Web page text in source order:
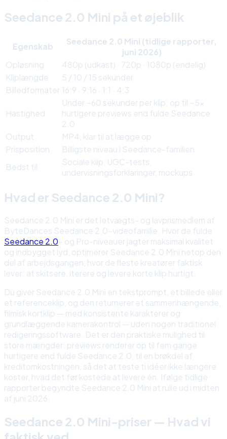
Seedance 2.0 Mini på et øjeblik
Egenskab
Seedance 2.0 Mini (tidlige rapporter,
juni 2026)
Opløsning
480p (udkast) · 720p · 1080p (endelig)
Kliplængde
5 / 10 / 15 sekunder
Billedformater 16:9 · 9:16 · 1:1 · 4:3
Hastighed
Under ~60 sekunder per klip; op til ~5×
hurtigere previews end fulde Seedance
2.0
Output
MP4, klar til at lægge op
Prisposition
Billigste niveau i Seedance-familien
Bedst til
Sociale klip, UGC-tests,
undervisningsforklaringer, mockups
Hvad er Seedance 2.0 Mini?
Seedance 2.0 Mini er det letvægts- og lavprismedlem af
ByteDances Seedance 2.0-videofamilie. Hvor de fulde
Seedance 2.0- og Pro-niveauer jagter maksimal kvalitet
og indbygget lyd, optimerer Seedance 2.0 Mini netop den
del af arbejdsgangen, hvor de fleste kreatører faktisk
lever: at skitsere, iterere og levere korte klip hurtigt.
Du giver Seedance 2.0 Mini en tekstprompt, et billede eller
et referenceklip, og den returnerer et sammenhængende,
filmisk kortklip — med konsistente karakterer og
grundlæggende kamerakontrol — uden nogen traditionel
redigeringssoftware. Det er den praktiske mulighed til
store mængder: previews renderer op til fem gange
hurtigere end fulde Seedance 2.0, til en brøkdel af
kreditomkostningen, så det at teste ti idéer ikke længere
koster, hvad det før kostede at levere én. Ifølge tidlige
rapporter begyndte Seedance 2.0 Mini at rulle ud i midten
af juni 2026.
Seedance 2.0 Mini-priser — Hvad vi